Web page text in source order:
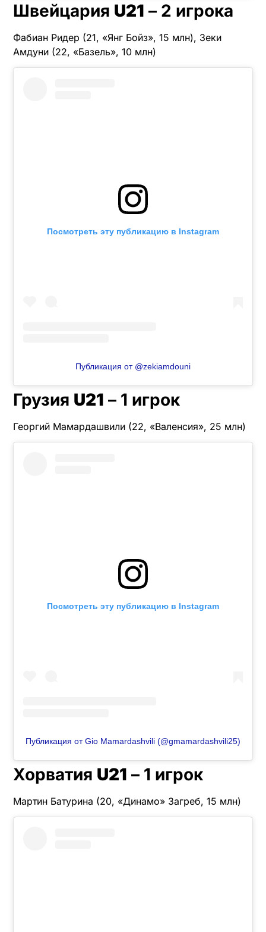
Швейцария U21 – 2 игрока
Фабиан Ридер (21, «Янг Бойз», 15 млн), Зеки
Амдуни (22, «Базель», 10 млн)
Посмотреть эту публикацию в Instagram
Публикация от @zekiamdouni
Грузия U21 – 1 игрок
Георгий Мамардашвили (22, «Валенсия», 25 млн)
Посмотреть эту публикацию в Instagram
Публикация от Gio Mamardashvili (@gmamardashvili25)
Хорватия U21 – 1 игрок
Мартин Батурина (20, «Динамо» Загреб, 15 млн)